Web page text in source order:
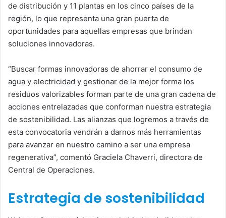
de distribución y 11 plantas en los cinco países de la
región, lo que representa una gran puerta de
oportunidades para aquellas empresas que brindan
soluciones innovadoras.
“Buscar formas innovadoras de ahorrar el consumo de
agua y electricidad y gestionar de la mejor forma los
residuos valorizables forman parte de una gran cadena de
acciones entrelazadas que conforman nuestra estrategia
de sostenibilidad. Las alianzas que logremos a través de
esta convocatoria vendrán a darnos más herramientas
para avanzar en nuestro camino a ser una empresa
regenerativa”, comentó Graciela Chaverri, directora de
Central de Operaciones.
Estrategia de sostenibilidad